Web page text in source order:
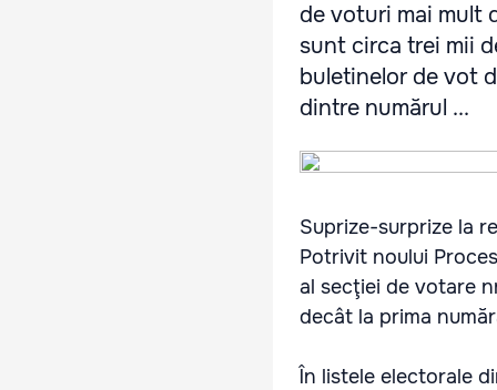
de voturi mai mult
sunt circa trei mii
buletinelor de vot
dintre numărul ...
Suprize-surprize la
Potrivit noului
al secţiei de votare
decât la prima
În listele electorale